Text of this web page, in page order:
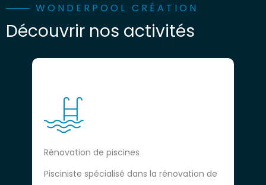
WONDERPOOL CRÉATION
Découvrir nos activités
Rénovation de piscines
Pisciniste spécialisé dans la rénovation de